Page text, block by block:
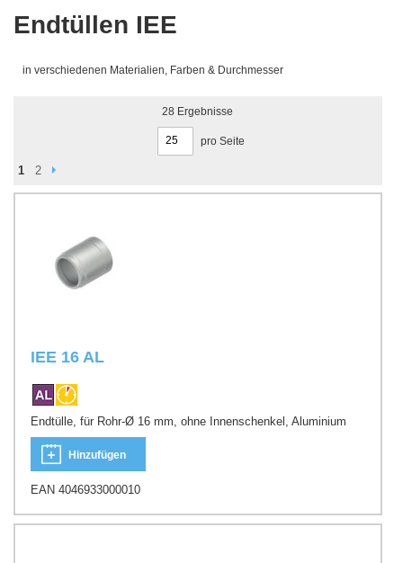
Endtüllen IEE
in verschiedenen Materialien, Farben & Durchmesser
28 Ergebnisse
pro Seite
You're currently reading page
1 Seite
2 Seite
Weiter
IEE 16 AL
Endtülle, für Rohr-Ø 16 mm, ohne Innenschenkel, Aluminium
Hinzufügen
EAN 4046933000010